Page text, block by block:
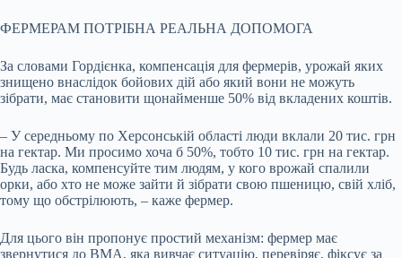
ФЕРМЕРАМ ПОТРІБНА РЕАЛЬНА ДОПОМОГА
За словами Гордієнка, компенсація для фермерів, урожай яких
знищено внаслідок бойових дій або який вони не можуть
зібрати, має становити щонайменше 50% від вкладених коштів.
– У середньому по Херсонській області люди вклали 20 тис. грн
на гектар. Ми просимо хоча б 50%, тобто 10 тис. грн на гектар.
Будь ласка, компенсуйте тим людям, у кого врожай спалили
орки, або хто не може зайти й зібрати свою пшеницю, свій хліб,
тому що обстрілюють, – каже фермер.
Для цього він пропонує простий механізм: фермер має
звернутися до ВМА, яка вивчає ситуацію, перевіряє, фіксує за